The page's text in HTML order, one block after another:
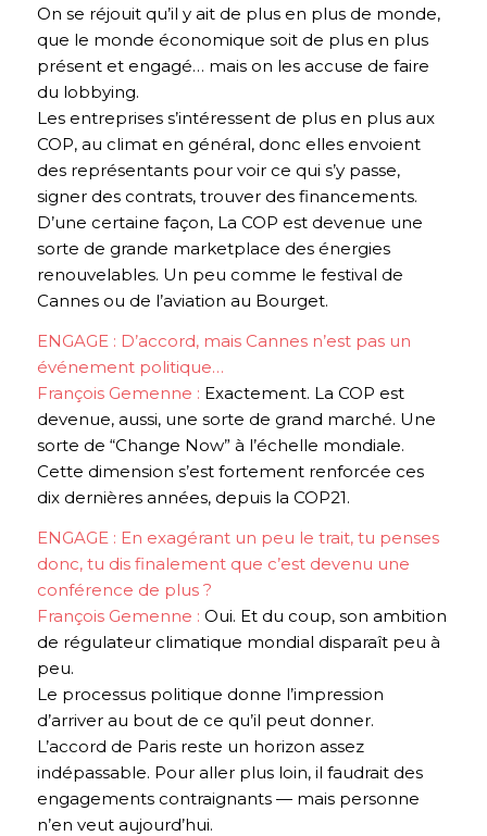
On se réjouit qu’il y ait de plus en plus de monde,
que le monde économique soit de plus en plus
présent et engagé… mais on les accuse de faire
du lobbying.
Les entreprises s’intéressent de plus en plus aux
COP, au climat en général, donc elles envoient
des représentants pour voir ce qui s’y passe,
signer des contrats, trouver des financements.
D’une certaine façon, La COP est devenue une
sorte de grande marketplace des énergies
renouvelables. Un peu comme le festival de
Cannes ou de l’aviation au Bourget.
ENGAGE : D’accord, mais Cannes n’est pas un
événement politique…
François Gemenne : Exactement. La COP est
devenue, aussi, une sorte de grand marché. Une
sorte de “Change Now” à l’échelle mondiale.
Cette dimension s’est fortement renforcée ces
dix dernières années, depuis la COP21.
ENGAGE : En exagérant un peu le trait, tu penses
donc, tu dis finalement que c’est devenu une
conférence de plus ?
François Gemenne : Oui. Et du coup, son ambition
de régulateur climatique mondial disparaît peu à
peu.
Le processus politique donne l’impression
d’arriver au bout de ce qu’il peut donner.
L’accord de Paris reste un horizon assez
indépassable. Pour aller plus loin, il faudrait des
engagements contraignants — mais personne
n’en veut aujourd’hui.